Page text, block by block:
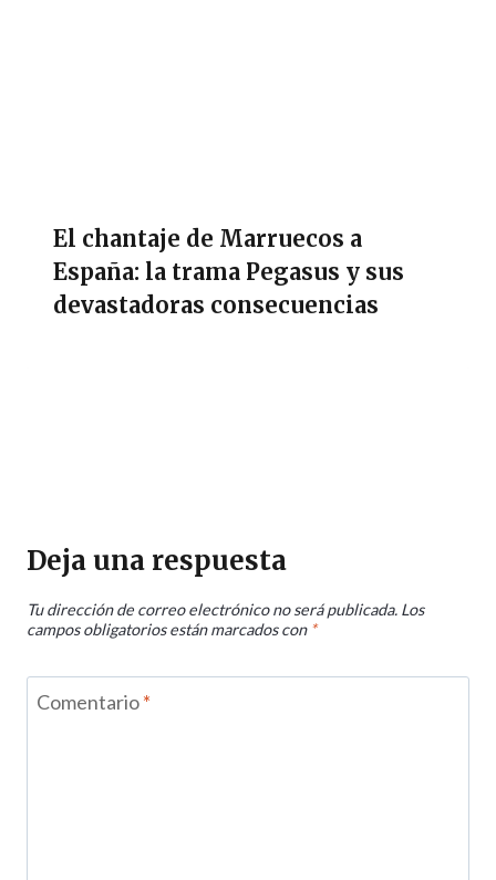
El chantaje de Marruecos a
España: la trama Pegasus y sus
devastadoras consecuencias
Deja una respuesta
Tu dirección de correo electrónico no será publicada. Los
campos obligatorios están marcados con *
Comentario*